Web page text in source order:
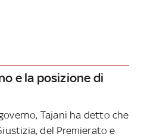
e la posizione di
Tajani ha detto che
del Premierato e